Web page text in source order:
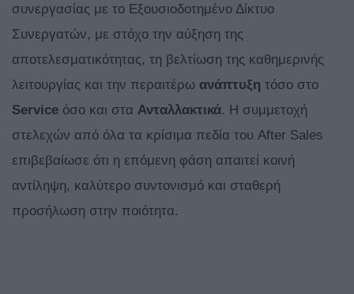
συνεργασίας με το Εξουσιοδοτημένο Δίκτυο
Συνεργατών, με στόχο την αύξηση της
αποτελεσματικότητας, τη βελτίωση της καθημερινής
λειτουργίας και την περαιτέρω ανάπτυξη τόσο στο
Service όσο και στα Ανταλλακτικά. Η συμμετοχή
στελεχών από όλα τα κρίσιμα πεδία του After Sales
επιβεβαίωσε ότι η επόμενη φάση απαιτεί κοινή
αντίληψη, καλύτερο συντονισμό και σταθερή
προσήλωση στην ποιότητα.